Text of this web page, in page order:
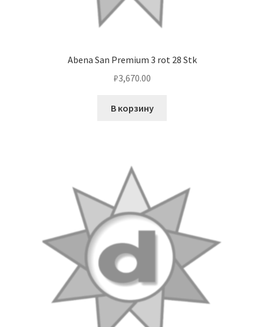
Abena San Premium 3 rot 28 Stk
₽3,670.00
В корзину